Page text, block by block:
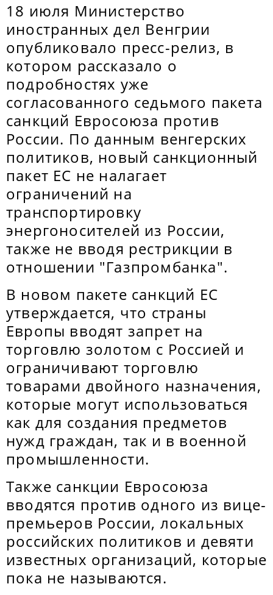
18 июля Министерство
иностранных дел Венгрии
опубликовало пресс-релиз, в
котором рассказало о
подробностях уже
согласованного седьмого пакета
санкций Евросоюза против
России. По данным венгерских
политиков, новый санкционный
пакет ЕС не налагает
ограничений на
транспортировку
энергоносителей из России,
также не вводя рестрикции в
отношении "Газпромбанка".
В новом пакете санкций ЕС
утверждается, что страны
Европы вводят запрет на
торговлю золотом с Россией и
ограничивают торговлю
товарами двойного назначения,
которые могут использоваться
как для создания предметов
нужд граждан, так и в военной
промышленности.
Также санкции Евросоюза
вводятся против одного из вице-
премьеров России, локальных
российских политиков и девяти
известных организаций, которые
пока не называются.